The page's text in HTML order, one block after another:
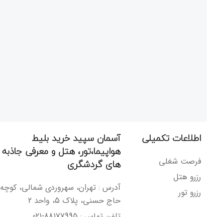
اطلاعات تکمیلی
فرصت شغلی
رزرو هتل
رزرو تور
آسمان سپید خرید بلیط
هواپیما،تور، هتل و معرفی جاذبه
های گردشگری
آدرس : تهران، سهروردی شمالی، کوچه
حاج حسنی، پلاک 5، واحد 2